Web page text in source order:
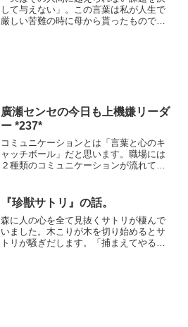
して与えない」。この言葉は私が人生で
厳しい苦難の時に母から貰ったもので
廣瀬センセの今日も上機嫌リーダ
ー *237*
コミュニケーションとは「言葉と心のキ
ャッチボール」だと思います。職場には
２種類のコミュニケーションが流れてい
す。成果を上げている人は２種類のコミ
ュニケーションの特性を理解...
『珍獣サトリ』の話。
森に人の心を全て見抜くサトリが棲んで
いました。木こりが木を切り始めるとサ
トリが騒ぎだします。「捕まえてやると